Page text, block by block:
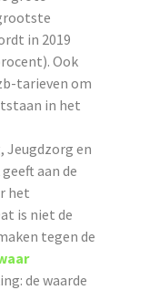
in 2019
Ook
tarieven om
in het
Jeugdzorg en
aan de
het
is niet de
tegen de
de waarde